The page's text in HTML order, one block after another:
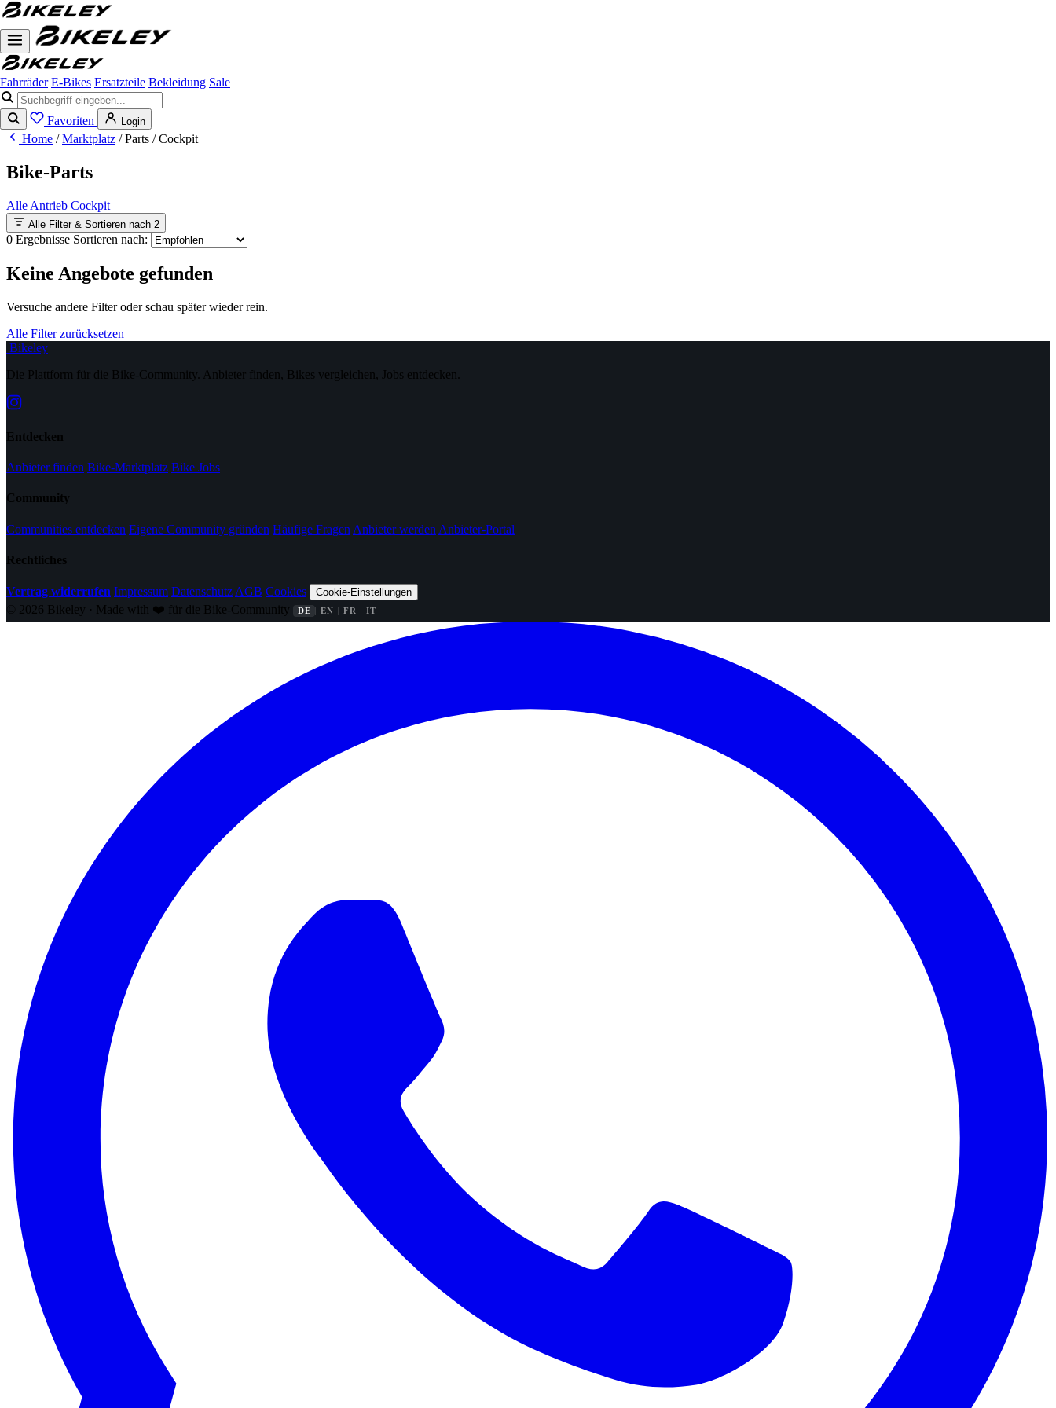
Fahrräder E-Bikes Ersatzteile Bekleidung Sale
Favoriten Login
Home / Marktplatz / Parts / Cockpit
Bike-Parts
Alle Antrieb Cockpit
Alle Filter & Sortieren nach 2
0 Ergebnisse Sortieren nach:
Keine Angebote gefunden
Versuche andere Filter oder schau später wieder rein.
Alle Filter zurücksetzen
Bikeley
Die Plattform für die Bike-Community. Anbieter finden, Bikes vergleichen, Jobs entdecken.
Entdecken
Anbieter finden Bike-Marktplatz Bike Jobs
Community
Communities entdecken Eigene Community gründen Häufige Fragen Anbieter werden Anbieter-Portal
Rechtliches
Vertrag widerrufen Impressum Datenschutz AGB Cookies Cookie-Einstellungen
© 2026 Bikeley · Made with ❤️ für die Bike-Community DE EN FR IT